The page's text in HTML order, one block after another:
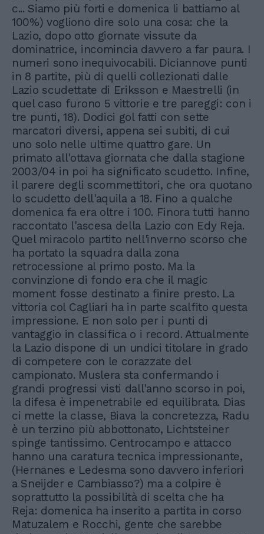
c... Siamo più forti e domenica li battiamo al
100%) vogliono dire solo una cosa: che la
Lazio, dopo otto giornate vissute da
dominatrice, incomincia davvero a far paura. I
numeri sono inequivocabili. Diciannove punti
in 8 partite, più di quelli collezionati dalle
Lazio scudettate di Eriksson e Maestrelli (in
quel caso furono 5 vittorie e tre pareggi: con i
tre punti, 18). Dodici gol fatti con sette
marcatori diversi, appena sei subiti, di cui
uno solo nelle ultime quattro gare. Un
primato all'ottava giornata che dalla stagione
2003/04 in poi ha significato scudetto. Infine,
il parere degli scommettitori, che ora quotano
lo scudetto dell'aquila a 18. Fino a qualche
domenica fa era oltre i 100. Finora tutti hanno
raccontato l'ascesa della Lazio con Edy Reja.
Quel miracolo partito nell'inverno scorso che
ha portato la squadra dalla zona
retrocessione al primo posto. Ma la
convinzione di fondo era che il magic
moment fosse destinato a finire presto. La
vittoria col Cagliari ha in parte scalfito questa
impressione. E non solo per i punti di
vantaggio in classifica o i record. Attualmente
la Lazio dispone di un undici titolare in grado
di competere con le corazzate del
campionato. Muslera sta confermando i
grandi progressi visti dall'anno scorso in poi,
la difesa è impenetrabile ed equilibrata. Dias
ci mette la classe, Biava la concretezza, Radu
è un terzino più abbottonato, Lichtsteiner
spinge tantissimo. Centrocampo e attacco
hanno una caratura tecnica impressionante,
(Hernanes e Ledesma sono davvero inferiori
a Sneijder e Cambiasso?) ma a colpire è
soprattutto la possibilità di scelta che ha
Reja: domenica ha inserito a partita in corso
Matuzalem e Rocchi, gente che sarebbe